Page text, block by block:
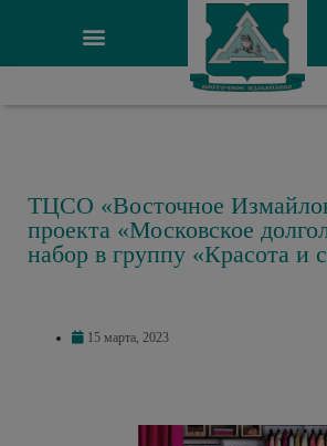
ТЦСО «Восточное
проекта «Московское
набор в группу «Красота и
15 марта, 2023